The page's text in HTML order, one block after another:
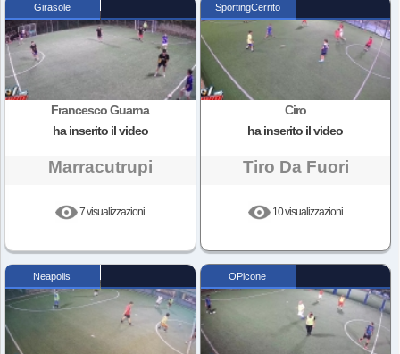
Girasole
Francesco Guarna
ha inserito il video
Marracutrupi
7 visualizzazioni
SportingCerrito
Ciro
ha inserito il video
Tiro Da Fuori
10 visualizzazioni
Neapolis OPicone